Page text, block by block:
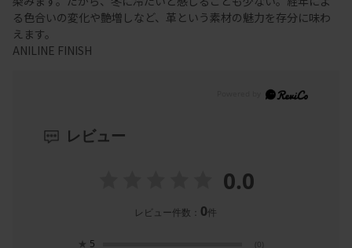
る色合いの変化や艶増しなど、革という素材の魅力を存分に味わ
えます。
ANILINE FINISH
レビュー
0.0
レビュー件数： 0件
★ 5 (0)